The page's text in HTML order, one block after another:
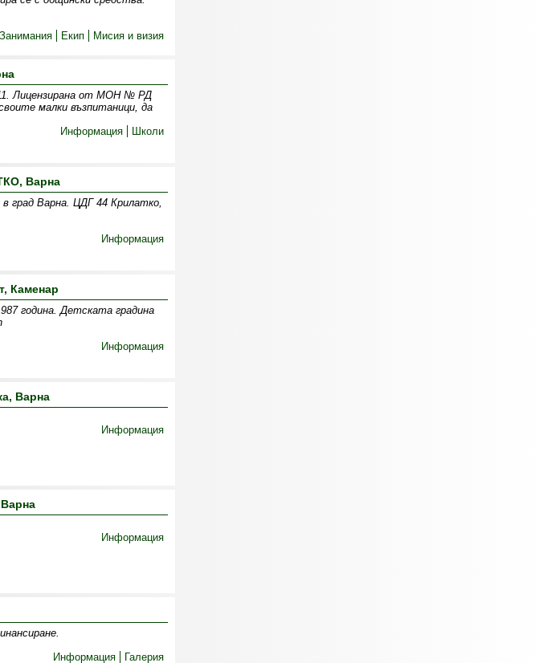
Занимания Екип Мисия и визия
Лицензирана от МОН № РД
малки възпитаници, да
Информация
Школи
Варна
град Варна. ЦДГ 44 Крилатко,
Информация
Каменар
година. Детската градина
Информация
Варна
Информация
Информация
Информация
Галерия